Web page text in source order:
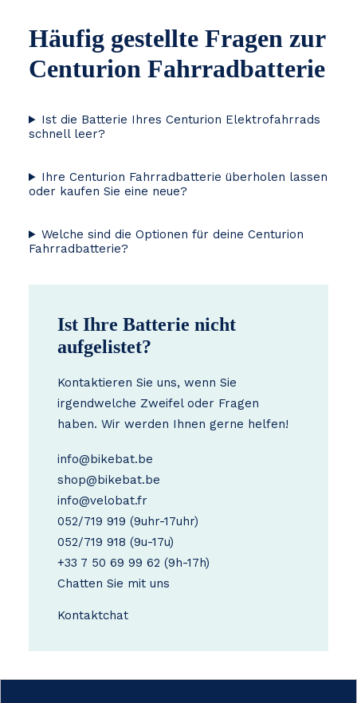
Häufig gestellte Fragen zur
Centurion Fahrradbatterie
Ist die Batterie Ihres Centurion Elektrofahrrads
schnell leer?
Ihre Centurion Fahrradbatterie überholen lassen
oder kaufen Sie eine neue?
Welche sind die Optionen für deine Centurion
Fahrradbatterie?
Ist Ihre Batterie nicht
aufgelistet?
Kontaktieren Sie uns, wenn Sie
irgendwelche Zweifel oder Fragen
haben. Wir werden Ihnen gerne helfen!
info@bikebat.be
shop@bikebat.be
info@velobat.fr
052/719 919 (9uhr-17uhr)
052/719 918 (9u-17u)
+33 7 50 69 99 62 (9h-17h)
Chatten Sie mit uns
Kontaktchat